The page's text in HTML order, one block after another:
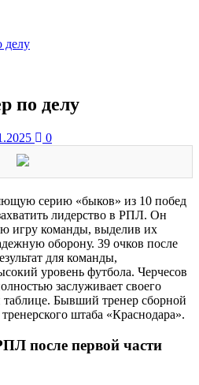
делу
по делу
0
серию «быков» из 10 побед
лидерство в РПЛ. Он
игру команды, выделив их
оборону. 39 очков после
для команды,
уровень футбола. Черчесов
заслуживает своего
таблице. Бывший тренер сборной
штаба «Краснодара».
после первой части